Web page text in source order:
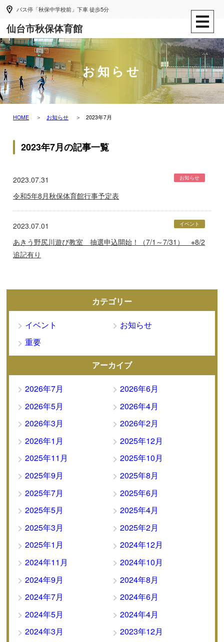
バス停「秋保中学校前」下車 徒歩5分
仙台市秋保体育館
お知らせ
HOME お知らせ 2023年7月
2023年7月の記事一覧
2023.07.31 お知らせ
令和5年8月秋保体育館行事予定表
2023.07.01 イベント
あきう野尻川遊び教室 抽選申込開始！（7/1～7/31） ※8/2
追記有り
カテゴリー
イベント
お知らせ
重要
アーカイブ
2026年7月
2026年6月
2026年5月
2026年4月
2026年3月
2026年2月
2026年1月
2025年12月
2025年11月
2025年10月
2025年9月
2025年8月
2025年7月
2025年6月
2025年5月
2025年4月
2025年3月
2025年2月
2025年1月
2024年12月
2024年11月
2024年10月
2024年9月
2024年8月
2024年7月
2024年6月
2024年5月
2024年4月
2024年3月
2023年12月